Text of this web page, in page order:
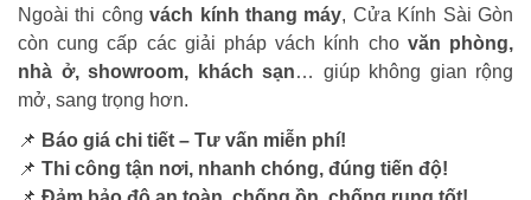
Ngoài thi côngvách kính thang máy, Cửa Kính Sài Gòn
còn cung cấp các giải pháp vách kính cho văn phòng,
nhà ở, showroom, khách sạn… giúp không gian rộng
mở, sang trọng hơn.
📌 Báo giá chi tiết – Tư vấn miễn phí!
📌 Thi công tận nơi, nhanh chóng, đúng tiến độ!